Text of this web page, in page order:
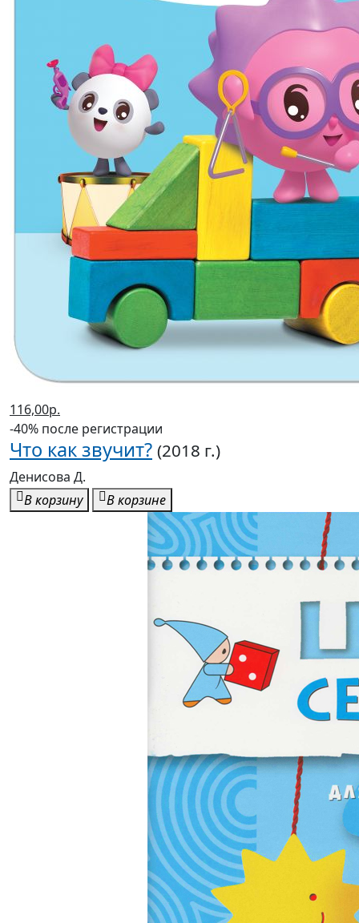
116,00р.
-40% после регистрации
Что как звучит? (2018 г.)
Денисова Д.
В корзину
В корзине